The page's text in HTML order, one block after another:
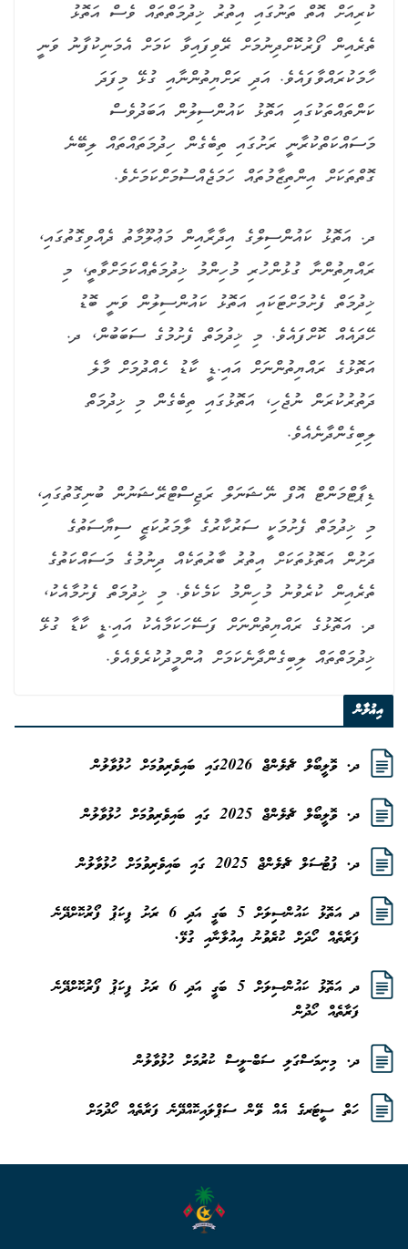
ކުރިއަށް އޮތް ތަނުގައި އިތުރު ޚިދުމަތްތައް ވެސް އަތޮޅު
ތެރެއިން ފޯރުކޮށްދިނުމަށް ރޭވިފައިވާ ކަމަށް އެމަނިކުފާނު ވަނީ
ހާމަކުރައްވާފައެވެ. އަދި ރަށްޔިތުންނާއި ގުޅޭ މިފަދަ
ކަންތައްތަކުގައި އަތޮޅު ކައުންސިލުން އަބަދުވެސް
މަސައްކަތްކުރާނީ ރަށުގައި ތިބެގެން ހިދުމަތައްތައް ލިބޭނެ
ގޮތްތަކަށް އިންތިޒާމުތައް ހަމަޖެއްސުމަށްކަމަށެވެ.
ދ. އަތޮޅު ކައުންސިލްގެ އިދާރާއިން މަޢުލޫމާތު ދެއްވިގޮތުގައި،
ރައްޔިތުންނާ ގުޅުންހުރި މުހިންމު ޚިދުމަތެއްކަމަށްވާތީ، މި
ޚިދުމަތް ފެށުމަށްޓަކައި އަތޮޅު ކައުންސިލުން ވަނީ ބޮޑު
ހޭދައެއް ކޮށްފައެވެ. މި ޚިދުމަތް ފެށުމުގެ ސަބަބުން، ދ.
އަތޮޅުގެ ރައްޔިތުންނަށް އައި.ޑީ ކާޑު ހެއްދުމަށް މާލެ
ދަތުރުކުރަން ނުޖެހި، އަތޮޅުގައި ތިބެގެން މި ޚިދުމަތް
ލިބިގެންދާނެއެވެ.
ޑިޕާޓްމަންޓް އޮފް ނޭޝަނަލް ރަޖިސްޓްރޭޝަނުން ބުނިގޮތުގައި،
މި ޚިދުމަތް ފެށުމަކީ ސަރުކާރުގެ ލާމަރުކަޒީ ސިޔާސަތުގެ
ދަށުން އަތޮޅުތަކަށް އިތުރު ބާރުތަކެއް ދިނުމުގެ މަސައްކަތުގެ
ތެރެއިން ކުރެވުނު މުހިންމު ކަމެކެވެ. މި ޚިދުމަތް ފެށުމާއެކު،
ދ. އަތޮޅުގެ ރައްޔިތުންނަށް ފަސޭހަކަމާއެކު އައި.ޑީ ކާޑާ ގުޅޭ
ޚިދުމަތްތައް ލިބިގެންދާނެކަމަށް އުންމީދުކުރެވެއެވެ.
އިޢުލާން
ދ. ވޮލީބޯލް ޗެލެންޖް 2026ގައި ބައިވެރިވުމަށް ހުޅުވާލުން
ދ. ވޮލީބޯލް ޗެލެންޖް 2025 ގައި ބައިވެރިވުމަށް ހުޅުވާލުން
ދ. ފުޓުސަލް ޗެލެންޖް 2025 ގައި ބައިވެރިވުމަށް ހުޅުވާލުން
ދ އަތޮޅު ކައުންސިލަށް 5 ބަގީ އަދި 6 ރަށު ޕިކަޕު ފޯރުކޮށްދޭނެ
ފަރާތެއް ހޯދަށް ކުރެވުނު އިއުލާނާއި ގުޅޭ.
ދ އަތޮޅު ކައުންސިލަށް 5 ބަގީ އަދި 6 ރަށު ޕިކަޕު ފޯރުކޮށްދޭނެ
ފަރާތެއް ހޯދުން
ދ. މިނިމަސްގަލި ސަބް-ލީސް ކުރުމަށް ހުޅުވާލުން
ހަތް ސީޓަރގެ އެއް ވޭން ސަޕްލައިކޮއްދޭނެ ފަރާތެއް ހޯދުމަށް